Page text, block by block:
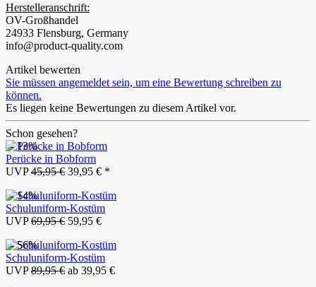
Herstelleranschrift:
OV-Großhandel
24933 Flensburg, Germany
info@product-quality.com
Artikel bewerten
Sie müssen angemeldet sein, um eine Bewertung schreiben zu
können.
Es liegen keine Bewertungen zu diesem Artikel vor.
Schon gesehen?
- 13%
Perücke in Bobform
UVP45,95 € 39,95 € *
- 14%
Schuluniform-Kostüm
UVP69,95 € 59,95 €
- 56%
Schuluniform-Kostüm
UVP89,95 € ab 39,95 €